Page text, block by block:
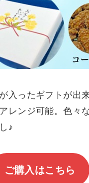
入ったギフトが出来
レンジ可能。色々
♪
ご購入はこちら